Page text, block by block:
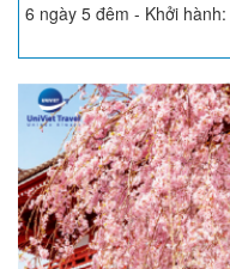
6 ngày 5 đêm - Khởi hành: